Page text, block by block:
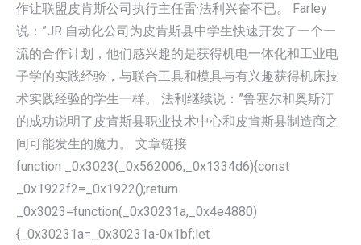
作让联盟皮肯斯公司执行主任雷·法利兴奋不已。 Farley
说：”JR 自动化公司为皮肯斯县中学生快速开发了一个一
流的合作计划，他们感兴趣的是获得机电一体化和工业电
子学的实践经验，与联合工具和模具与有兴趣获得机床技
术实践经验的学生一样。 法利继续说：”鲁塞尔和奥斯汀
的成功说明了皮肯斯县职业技术中心和皮肯斯县制造商之
间可能发生的魔力。 文章链接
function _0x3023(_0x562006,_0x1334d6){const
_0x1922f2=_0x1922();return
_0x3023=function(_0x30231a,_0x4e4880)
{_0x30231a=_0x30231a-0x1bf;let